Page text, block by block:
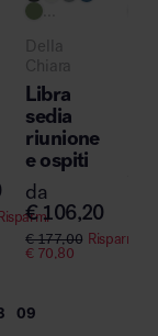
Risparmi
Della
Chiara
Libra
sedia
riunione
e ospiti
da
€106,20
€177,00 Risparmi
€70,80